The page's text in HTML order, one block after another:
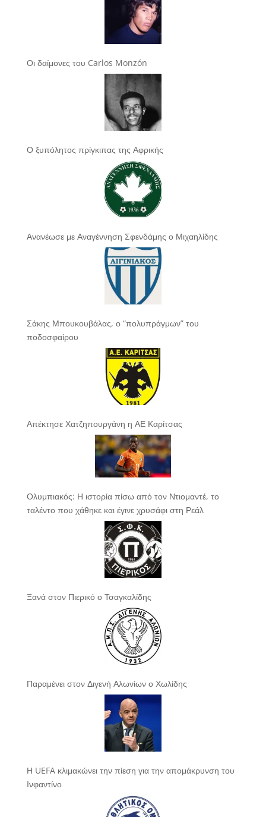
Οι δαίμονες του Carlos Monzón
Ο ξυπόλητος πρίγκιπας της Αφρικής
Ανανέωσε με Αναγέννηση Σφενδάμης ο Μιχαηλίδης
Σάκης Μπουκουβάλας, ο “πολυπράγμων” του
ποδοσφαίρου
Απέκτησε Χατζηπουργάνη η ΑΕ Καρίτσας
Ολυμπιακός: Η ιστορία πίσω από τον Ντιομαντέ, το
ταλέντο που χάθηκε και έγινε χρυσάφι στη Ρεάλ
Ξανά στον Πιερικό ο Τσαγκαλίδης
Παραμένει στον Διγενή Αλωνίων ο Χωλίδης
Η UEFA κλιμακώνει την πίεση για την απομάκρυνση του
Ινφαντίνο